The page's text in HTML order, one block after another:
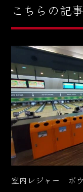
こちらの記
室内レジャー ボ